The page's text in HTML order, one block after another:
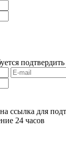
подтвердить
ссылка для
24 часов